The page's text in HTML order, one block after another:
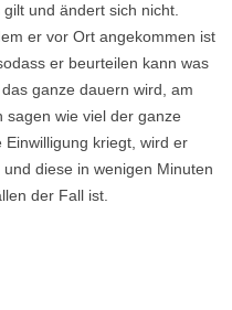
und ändert sich nicht.
er vor Ort angekommen ist
er beurteilen kann was
ganze dauern wird, am
sagen wie viel der ganze
kriegt, wird er
diese in wenigen Minuten
der Fall ist.